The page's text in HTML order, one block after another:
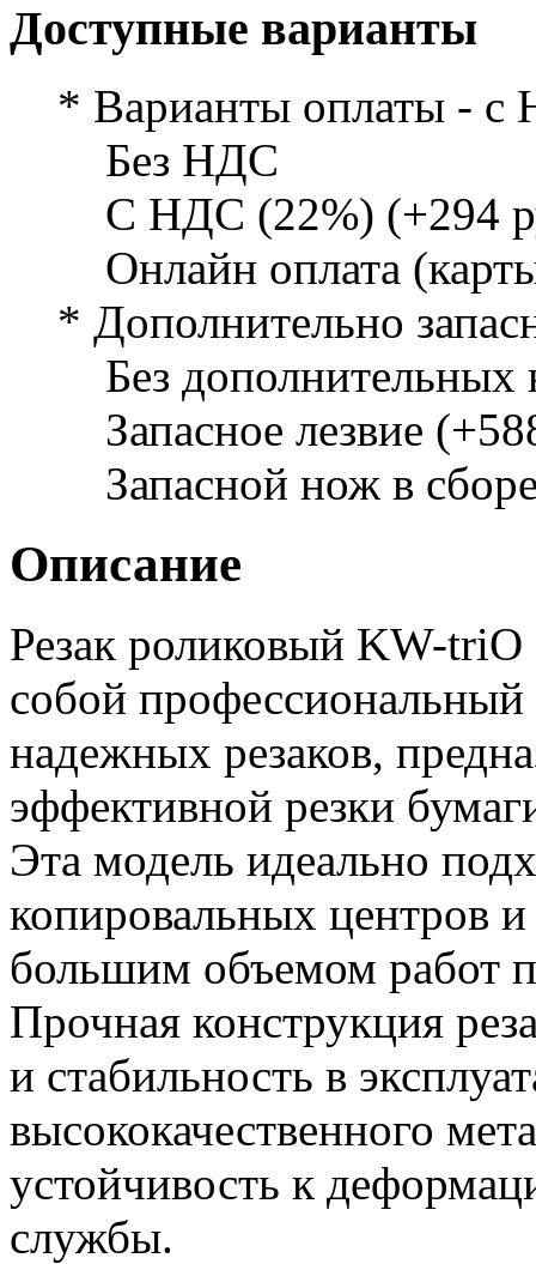
Доступные варианты
* Варианты оплаты -
Без НДС
С НДС (22%) (+294
Онлайн оплата
* Дополнительно
Без дополнительных
Запасное лезвие
Запасной нож в
Описание
Резак роликовый KW-triO
собой профессиональный
надежных резаков,
эффективной резки
Эта модель идеально
копировальных центров
большим объемом работ
Прочная конструкция
и стабильность в
высококачественного
устойчивость к
службы.